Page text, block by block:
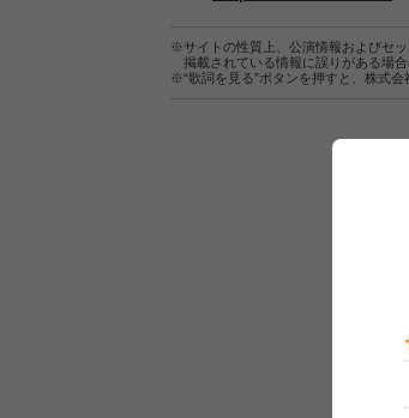
※サイトの性質上、公演情報およびセ
掲載されている情報に誤りがある場合
※“歌詞を見る”ボタンを押すと、株式